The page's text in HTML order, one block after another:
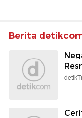
Berita